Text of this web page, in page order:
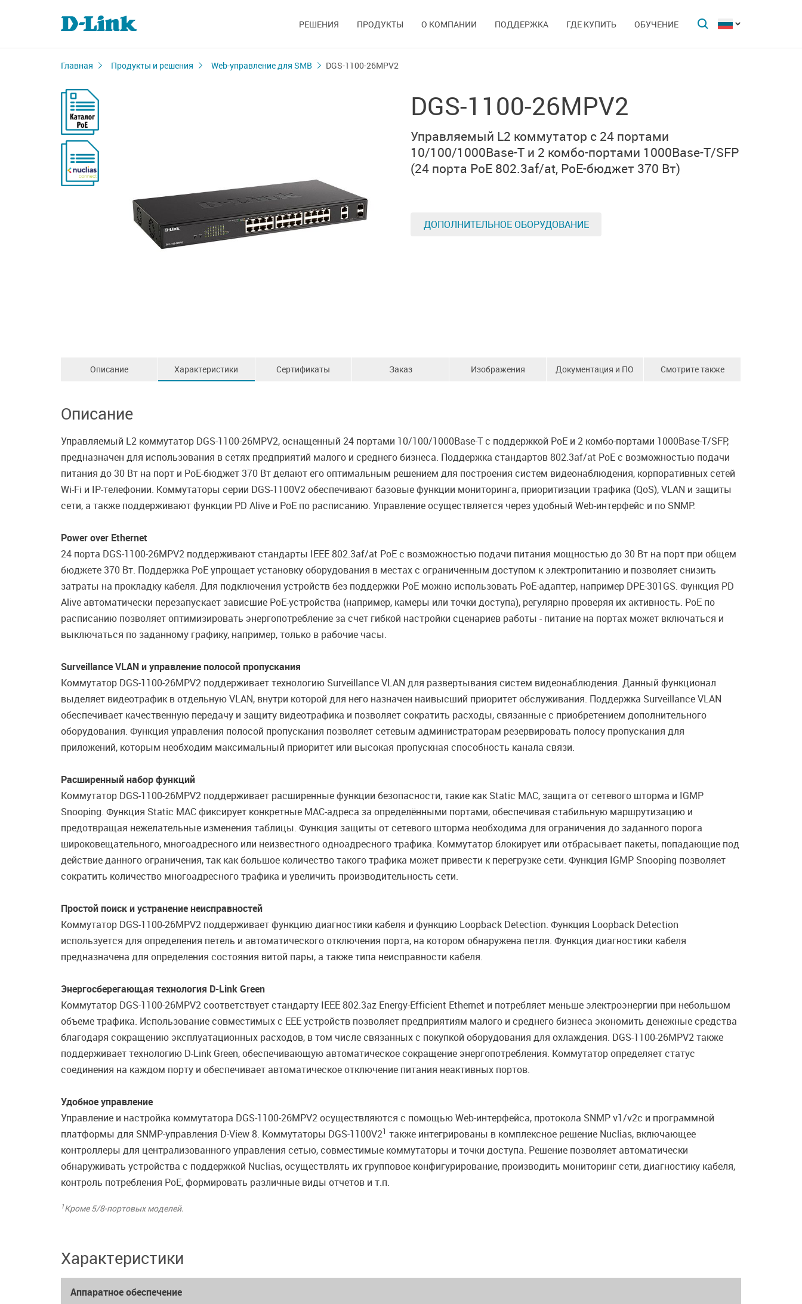
РЕШЕНИЯ ПРОДУКТЫ О КОМПАНИИ ПОДДЕРЖКА ГДЕ КУПИТЬ ОБУЧЕНИЕ
Главная Продукты и решения Web-управление для SMB DGS-1100-26MPV2
DGS-1100-26MPV2
Управляемый L2 коммутатор с 24 портами
10/100/1000Base-T и 2 комбо-портами 1000Base-T/SFP
(24 порта PoE 802.3af/at, PoE-бюджет 370 Вт)
ДОПОЛНИТЕЛЬНОЕ ОБОРУДОВАНИЕ
Описание Характеристики Сертификаты Заказ Изображения Документация и ПО Смотрите также
Описание
Управляемый L2 коммутатор DGS-1100-26MPV2, оснащенный 24 портами 10/100/1000Base-T с поддержкой PoE и 2 комбо-портами 1000Base-T/SFP,
предназначен для использования в сетях предприятий малого и среднего бизнеса. Поддержка стандартов 802.3af/at PoE с возможностью подачи
питания до 30 Вт на порт и PoE-бюджет 370 Вт делают его оптимальным решением для построения систем видеонаблюдения, корпоративных сетей
Wi-Fi и IP-телефонии. Коммутаторы серии DGS-1100V2 обеспечивают базовые функции мониторинга, приоритизации трафика (QoS), VLAN и защиты
сети, а также поддерживают функции PD Alive и PoE по расписанию. Управление осуществляется через удобный Web-интерфейс и по SNMP.
Power over Ethernet
24 порта DGS-1100-26MPV2 поддерживают стандарты IEEE 802.3af/at PoE c возможностью подачи питания мощностью до 30 Вт на порт при общем
бюджете 370 Вт. Поддержка PoE упрощает установку оборудования в местах с ограниченным доступом к электропитанию и позволяет снизить
затраты на прокладку кабеля. Для подключения устройств без поддержки PoE можно использовать PoE-адаптер, например DPE-301GS. Функция PD
Alive автоматически перезапускает зависшие PoE-устройства (например, камеры или точки доступа), регулярно проверяя их активность. PoE по
расписанию позволяет оптимизировать энергопотребление за счет гибкой настройки сценариев работы - питание на портах может включаться и
выключаться по заданному графику, например, только в рабочие часы.
Surveillance VLAN и управление полосой пропускания
Коммутатор DGS-1100-26MPV2 поддерживает технологию Surveillance VLAN для развертывания систем видеонаблюдения. Данный функционал
выделяет видеотрафик в отдельную VLAN, внутри которой для него назначен наивысший приоритет обслуживания. Поддержка Surveillance VLAN
обеспечивает качественную передачу и защиту видеотрафика и позволяет сократить расходы, связанные с приобретением дополнительного
оборудования. Функция управления полосой пропускания позволяет сетевым администраторам резервировать полосу пропускания для
приложений, которым необходим максимальный приоритет или высокая пропускная способность канала связи.
Расширенный набор функций
Коммутатор DGS-1100-26MPV2 поддерживает расширенные функции безопасности, такие как Static MAC, защита от сетевого шторма и IGMP
Snooping. Функция Static MAC фиксирует конкретные MAC-адреса за определёнными портами, обеспечивая стабильную маршрутизацию и
предотвращая нежелательные изменения таблицы. Функция защиты от сетевого шторма необходима для ограничения до заданного порога
широковещательного, многоадресного или неизвестного одноадресного трафика. Коммутатор блокирует или отбрасывает пакеты, попадающие под
действие данного ограничения, так как большое количество такого трафика может привести к перегрузке сети. Функция IGMP Snooping позволяет
сократить количество многоадресного трафика и увеличить производительность сети.
Простой поиск и устранение неисправностей
Коммутатор DGS-1100-26MPV2 поддерживает функцию диагностики кабеля и функцию Loopback Detection. Функция Loopback Detection
используется для определения петель и автоматического отключения порта, на котором обнаружена петля. Функция диагностики кабеля
предназначена для определения состояния витой пары, а также типа неисправности кабеля.
Энергосберегающая технология D-Link Green
Коммутатор DGS-1100-26MPV2 соответствует стандарту IEEE 802.3az Energy-Efficient Ethernet и потребляет меньше электроэнергии при небольшом
объеме трафика. Использование совместимых с EEE устройств позволяет предприятиям малого и среднего бизнеса экономить денежные средства
благодаря сокращению эксплуатационных расходов, в том числе связанных с покупкой оборудования для охлаждения. DGS-1100-26MPV2 также
поддерживает технологию D-Link Green, обеспечивающую автоматическое сокращение энергопотребления. Коммутатор определяет статус
соединения на каждом порту и обеспечивает автоматическое отключение питания неактивных портов.
Удобное управление
Управление и настройка коммутатора DGS-1100-26MPV2 осуществляются с помощью Web-интерфейса, протокола SNMP v1/v2с и программной
платформы для SNMP-управления D-View 8. Коммутаторы DGS-1100V21 также интегрированы в комплексное решение Nuclias, включающее
контроллеры для централизованного управления сетью, совместимые коммутаторы и точки доступа. Решение позволяет автоматически
обнаруживать устройства c поддержкой Nuclias, осуществлять их групповое конфигурирование, производить мониторинг сети, диагностику кабеля,
контроль потребления PoE, формировать различные виды отчетов и т.п.
1Кроме 5/8-портовых моделей.
Характеристики
Аппаратное обеспечение